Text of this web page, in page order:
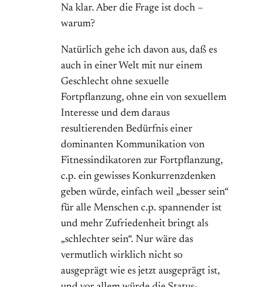
Na klar. Aber die Frage ist doch –
warum?
Natürlich gehe ich davon aus, daß es
auch in einer Welt mit nur einem
Geschlecht ohne sexuelle
Fortpflanzung, ohne ein von sexuellem
Interesse und dem daraus
resultierenden Bedürfnis einer
dominanten Kommunikation von
Fitnessindikatoren zur Fortpflanzung,
c.p. ein gewisses Konkurrenzdenken
geben würde, einfach weil „besser sein“
für alle Menschen c.p. spannender ist
und mehr Zufriedenheit bringt als
„schlechter sein“. Nur wäre das
vermutlich wirklich nicht so
ausgeprägt wie es jetzt ausgeprägt ist,